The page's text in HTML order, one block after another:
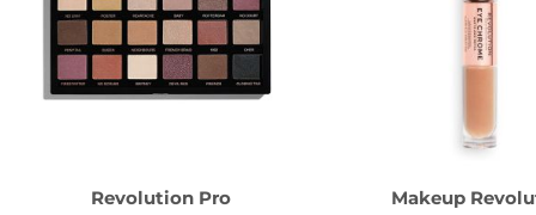
Revolution Pro Makeup